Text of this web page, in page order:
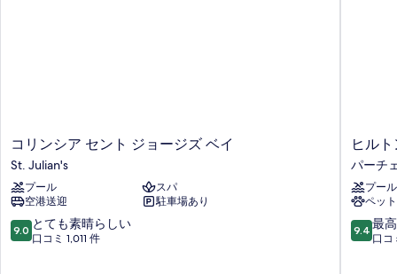
真
を
表
示
す
写
真
を
表
示
コ
リ
ン
シ
ア
セ
ン
コリンシア セント ジョージズ ベイ
St. Julian's
プール
スパ
空港送迎
駐車場あり
10
段
9.0 とても素晴らしい
口コミ 1,011 件
ヒ
ル
ト
ン
マ
ル
タ
ヒル
パーチ
プール
ペッ
10
段
9.4 最
口コ